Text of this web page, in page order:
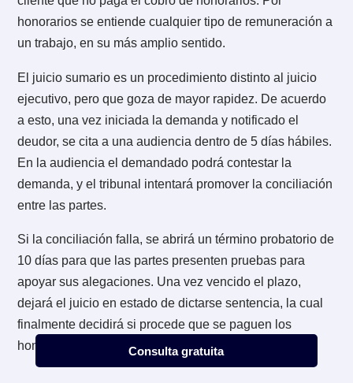
Consulta gratuita
3.4. Cobranza judicial de factura,
cheques
Recuerda que las facturas, pagarés y cheques son
títulos ejecutivos y su procedimiento en general es el
mismo.
Para iniciar un cobro a través de un juicio, debes
con el documento original que quedará en custodia
tribunal. Mediante el patrocinio de tu abogado, se
la factura, notificar el cobro ejecutivo de ella.
En el caso de que tengas un pagaré firmado ante
notario, puedes prescindir del patrocinio de un
profesional y pedir en notaría que haga este trabajo.
vez notificado lo anterior, podrás redactar e iniciar la